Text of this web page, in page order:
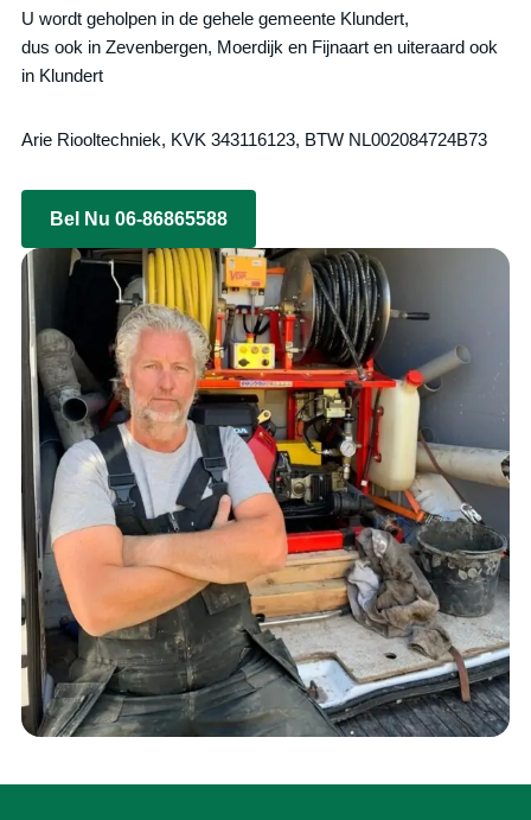
U wordt geholpen in de gehele gemeente Klundert,
dus ook in Zevenbergen, Moerdijk en Fijnaart en uiteraard ook
in Klundert
Arie Riooltechniek, KVK 343116123, BTW NL002084724B73
Bel Nu 06-86865588